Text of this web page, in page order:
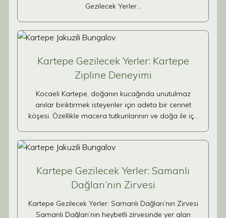
Gezilecek Yerler…
Kartepe Gezilecek Yerler: Kartepe
Zipline Deneyimi
Kocaeli Kartepe, doğanın kucağında unutulmaz
anılar biriktirmek isteyenler için adeta bir cennet
köşesi. Özellikle macera tutkunlarının ve doğa ile iç…
Kartepe Gezilecek Yerler: Samanlı
Dağları’nın Zirvesi
Kartepe Gezilecek Yerler: Samanlı Dağları’nın Zirvesi
Samanlı Dağları’nın heybetli zirvesinde yer alan